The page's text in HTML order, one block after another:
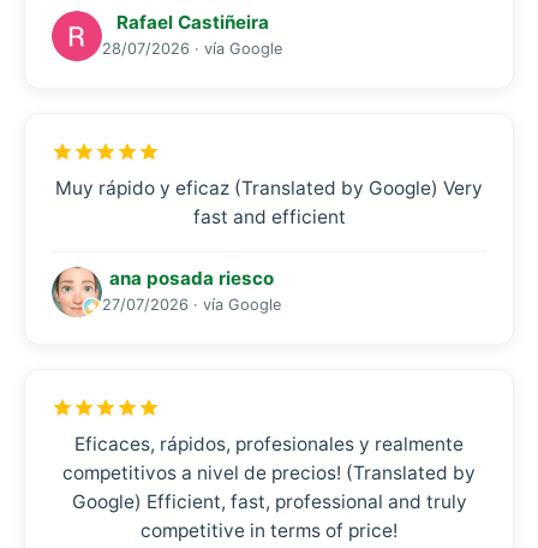
Rafael Castiñeira
28/07/2026 · vía Google
Muy rápido y eficaz (Translated by Google) Very
fast and efficient
ana posada riesco
27/07/2026 · vía Google
Eficaces, rápidos, profesionales y realmente
competitivos a nivel de precios! (Translated by
Google) Efficient, fast, professional and truly
competitive in terms of price!